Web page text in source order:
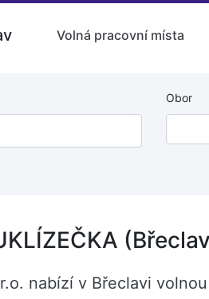
Volná pracovní místa
Obor
nabízí v Břeclavi